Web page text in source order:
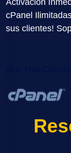
cPanel
sus clientes!